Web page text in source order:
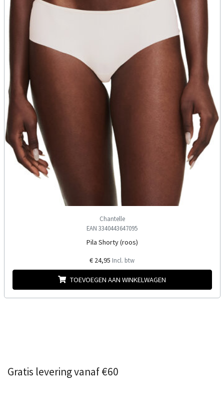
Chantelle
EAN 3340443647095
Pila Shorty (roos)
€ 24,95 Incl. btw
TOEVOEGEN AAN WINKELWAGEN
Gratis levering vanaf €60